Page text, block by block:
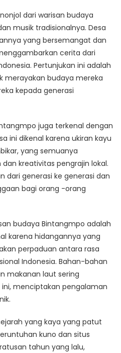
dari warisan budaya
musik tradisionalnya. Desa
yang bersemangat dan
cerita dari
Pertunjukan ini adalah
merayakan budaya mereka
kepada generasi
juga terkenal dengan
ini dikenal karena ukiran kayu
yang semuanya
kreativitas pengrajin lokal.
dari generasi ke generasi dan
bagi orang -orang
budaya Bintangmpo adalah
karena hidangannya yang
perpaduan antara rasa
Indonesia. Bahan-bahan
makanan laut sering
menciptakan pengalaman
yang kaya yang patut
kuno dan situs
tahun yang lalu,